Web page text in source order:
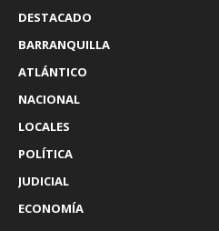
DESTACADO
BARRANQUILLA
ATLÁNTICO
NACIONAL
LOCALES
POLÍTICA
JUDICIAL
ECONOMÍA